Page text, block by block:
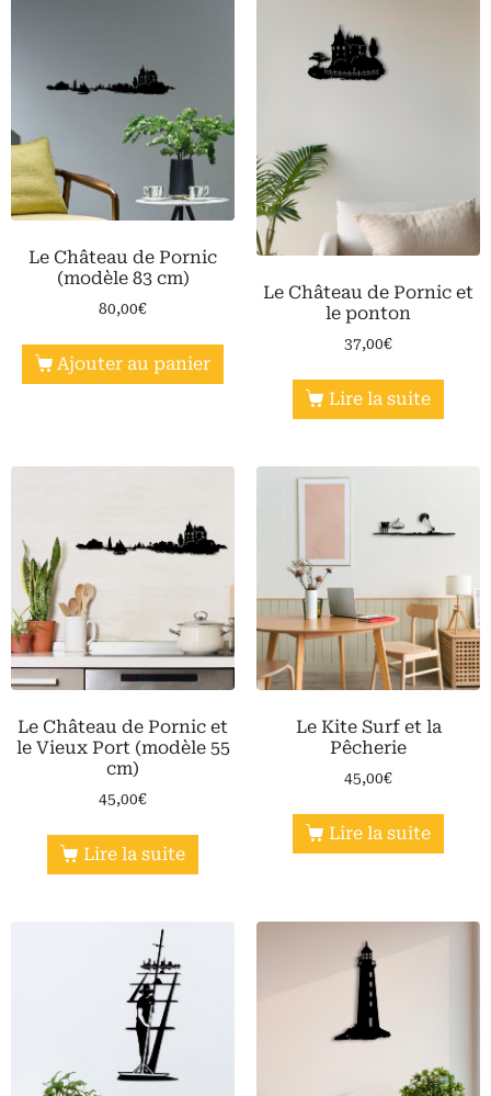
Le Château de Pornic
(modèle 83 cm)
80,00€
Ajouter au panier
Le Château de Pornic et
le ponton
37,00€
Lire la suite
Le Château de Pornic et
le Vieux Port (modèle 55
cm)
45,00€
Lire la suite
Le Kite Surf et la
Pêcherie
45,00€
Lire la suite